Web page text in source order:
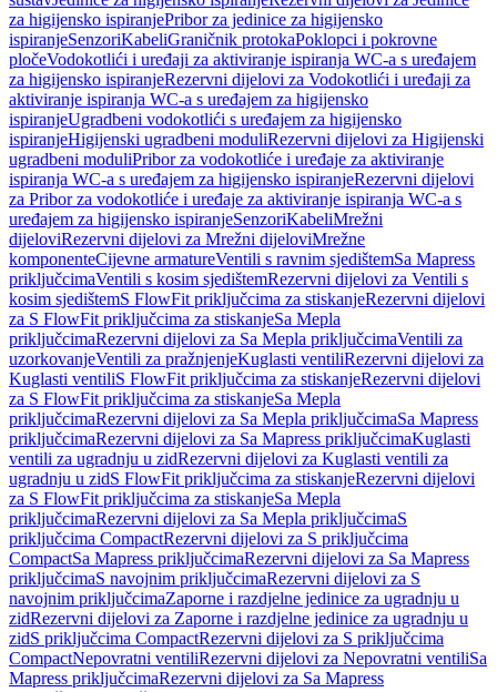
za higijensko ispiranjePribor za jedinice za higijensko
ispiranjeSenzoriKabeliGraničnik protokaPoklopci i pokrovne
pločeVodokotlići i uređaji za aktiviranje ispiranja WC-a s uređajem
za higijensko ispiranjeRezervni dijelovi za Vodokotlići i uređaji za
aktiviranje ispiranja WC-a s uređajem za higijensko
ispiranjeUgradbeni vodokotlići s uređajem za higijensko
ispiranjeHigijenski ugradbeni moduliRezervni dijelovi za Higijenski
ugradbeni moduliPribor za vodokotliće i uređaje za aktiviranje
ispiranja WC-a s uređajem za higijensko ispiranjeRezervni dijelovi
za Pribor za vodokotliće i uređaje za aktiviranje ispiranja WC-a s
uređajem za higijensko ispiranjeSenzoriKabeliMrežni
dijeloviRezervni dijelovi za Mrežni dijeloviMrežne
komponenteCijevne armatureVentili s ravnim sjedištemSa Mapress
priključcimaVentili s kosim sjedištemRezervni dijelovi za Ventili s
kosim sjedištemS FlowFit priključcima za stiskanjeRezervni dijelovi
za S FlowFit priključcima za stiskanjeSa Mepla
priključcimaRezervni dijelovi za Sa Mepla priključcimaVentili za
uzorkovanjeVentili za pražnjenjeKuglasti ventiliRezervni dijelovi za
Kuglasti ventiliS FlowFit priključcima za stiskanjeRezervni dijelovi
za S FlowFit priključcima za stiskanjeSa Mepla
priključcimaRezervni dijelovi za Sa Mepla priključcimaSa Mapress
priključcimaRezervni dijelovi za Sa Mapress priključcimaKuglasti
ventili za ugradnju u zidRezervni dijelovi za Kuglasti ventili za
ugradnju u zidS FlowFit priključcima za stiskanjeRezervni dijelovi
za S FlowFit priključcima za stiskanjeSa Mepla
priključcimaRezervni dijelovi za Sa Mepla priključcimaS
priključcima CompactRezervni dijelovi za S priključcima
CompactSa Mapress priključcimaRezervni dijelovi za Sa Mapress
priključcimaS navojnim priključcimaRezervni dijelovi za S
navojnim priključcimaZaporne i razdjelne jedinice za ugradnju u
zidRezervni dijelovi za Zaporne i razdjelne jedinice za ugradnju u
zidS priključcima CompactRezervni dijelovi za S priključcima
CompactNepovratni ventiliRezervni dijelovi za Nepovratni ventiliSa
Mapress priključcimaRezervni dijelovi za Sa Mapress